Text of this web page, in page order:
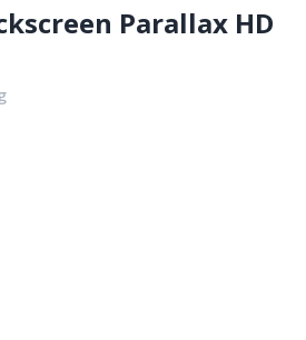
Parallax HD